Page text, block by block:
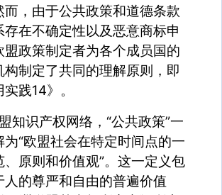
而，由于公共政策和道德条款
存在不确定性以及恶意商标申
盟政策制定者为各个成员国的
构制定了共同的理解原则，即
实践14》。
知识产权网络，“公共政策”一
“欧盟社会在特定时间点的一
、原则和价值观”。这一定义包
人的尊严和自由的普遍价值